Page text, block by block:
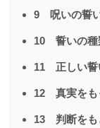
9 呪いの誓
10 誓いの種
11 正しい誓
12 真実をも
13 判断をも